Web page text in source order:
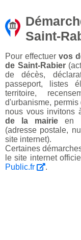
Saint-
Pour effectuervos
de Saint-Rabier
de décès,
passeport, listes
territoire,
d'urbanisme, permis
nous vous invitons
de la mairie en
(adresse postale,
site internet).
Certaines
le site internet
Public.fr
.